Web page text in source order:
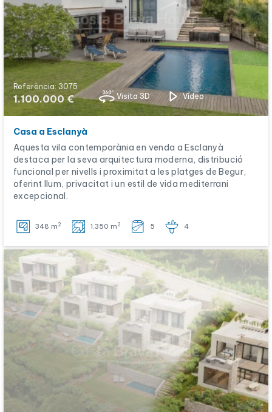
Referència: 3075
1.100.000 € Visita 3D Vídeo
Casa a Esclanyà
Aquesta vila contemporània en venda a Esclanyà
destaca per la seva arquitectura moderna, distribució
funcional per nivells i proximitat a les platges de Begur,
oferint llum, privacitat i un estil de vida mediterrani
excepcional.
348 m 2 1.350 m 2 5 4